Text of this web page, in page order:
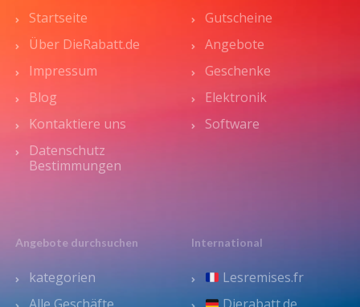
Startseite
Über DieRabatt.de
Impressum
Blog
Kontaktiere uns
Datenschutz
Bestimmungen
Gutscheine
Angebote
Geschenke
Elektronik
Software
Angebote durchsuchen
kategorien
International
Lesremises.fr